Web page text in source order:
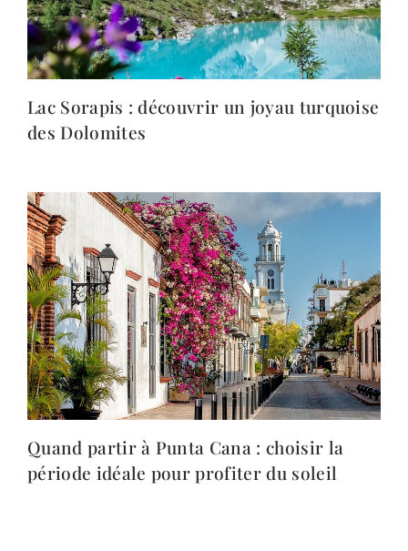
Lac Sorapis : découvrir un joyau turquoise
des Dolomites
Quand partir à Punta Cana : choisir la
période idéale pour profiter du soleil